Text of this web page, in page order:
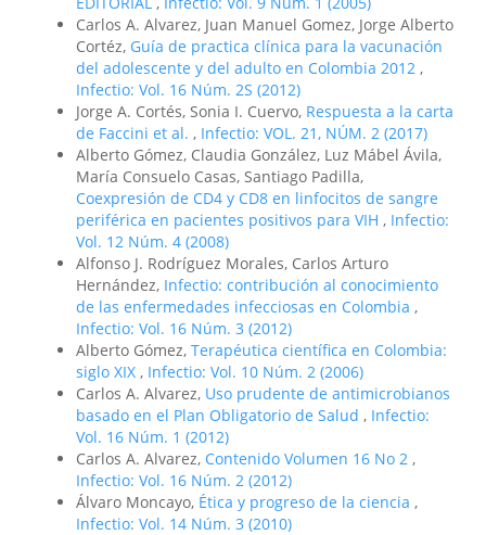
Carlos A. Alvarez, Juan Manuel Gomez, Jorge Alberto
Cortéz, Guía de practica clínica para la vacunación
del adolescente y del adulto en Colombia 2012 ,
Infectio: Vol. 16 Núm. 2S (2012)
Jorge A. Cortés, Sonia I. Cuervo, Respuesta a la carta
de Faccini et al. , Infectio: VOL. 21, NÚM. 2 (2017)
Alberto Gómez, Claudia González, Luz Mábel Ávila,
María Consuelo Casas, Santiago Padilla,
Coexpresión de CD4 y CD8 en linfocitos de sangre
periférica en pacientes positivos para VIH , Infectio:
Vol. 12 Núm. 4 (2008)
Alfonso J. Rodríguez Morales, Carlos Arturo
Hernández, Infectio: contribución al conocimiento
de las enfermedades infecciosas en Colombia ,
Infectio: Vol. 16 Núm. 3 (2012)
Alberto Gómez, Terapéutica científica en Colombia:
siglo XIX , Infectio: Vol. 10 Núm. 2 (2006)
Carlos A. Alvarez, Uso prudente de antimicrobianos
basado en el Plan Obligatorio de Salud , Infectio:
Vol. 16 Núm. 1 (2012)
Carlos A. Alvarez, Contenido Volumen 16 No 2 ,
Infectio: Vol. 16 Núm. 2 (2012)
Álvaro Moncayo, Ética y progreso de la ciencia ,
Infectio: Vol. 14 Núm. 3 (2010)